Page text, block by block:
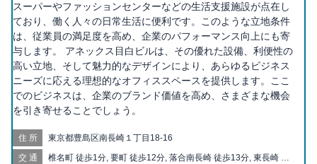
スーパーやファッションセンターなどの生活支援施設が点在し
ており、働く人々の日常生活に便利です。このような立地条件
は、従業員の満足度を高め、企業のパフォーマンス向上にも寄
与します。 アネックス目白ビルは、その優れた設備、利便性の
高い立地、そして魅力的なデザインにより、あらゆるビジネス
ニーズに応える理想的なオフィススペースを提供します。ここ
でのビジネスは、企業のブランド価値を高め、さまざまな機会
を引き寄せることでしょう。
住所 東京都豊島区南長崎１丁目18-16
交通
椎名町 徒歩1分, 要町 徒歩12分, 落合南長崎 徒歩13分, 東長崎 徒